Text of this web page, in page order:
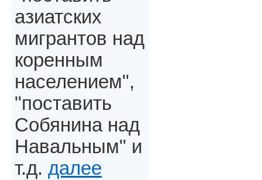
азиатских
мигрантов над
коренным
населением",
"поставить
Собянина над
Навальным" и
т.д. далее